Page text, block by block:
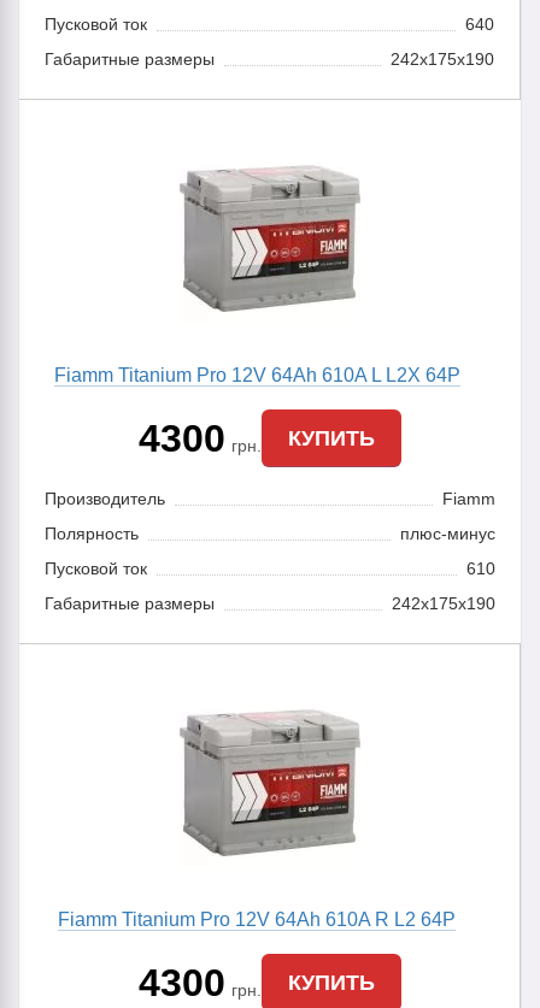
Пусковой ток
640
Габаритные размеры
242x175x190
Fiamm Titanium Pro 12V 64Ah 610A L L2X 64P
4300 грн. КУПИТЬ
Производитель
Fiamm
Полярность
плюс-минус
Пусковой ток
610
Габаритные размеры
242x175x190
Fiamm Titanium Pro 12V 64Ah 610A R L2 64P
4300 грн. КУПИТЬ